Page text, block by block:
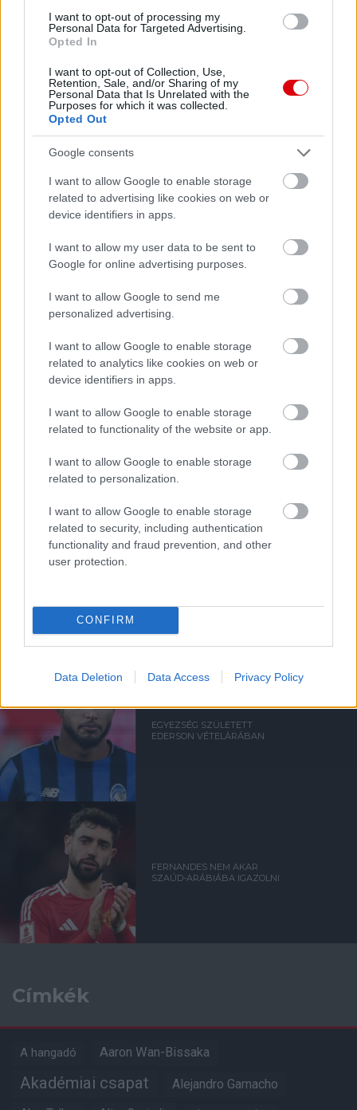
I want to opt-out of processing my
Personal Data for Targeted Advertising.
Opted In
I want to opt-out of Collection, Use,
Retention, Sale, and/or Sharing of my
Personal Data that Is Unrelated with the
Purposes for which it was collected.
Opted Out
Google consents
I want to allow Google to enable storage
related to advertising like cookies on web or
device identifiers in apps.
I want to allow my user data to be sent to
Google for online advertising purposes.
I want to allow Google to send me
personalized advertising.
I want to allow Google to enable storage
related to analytics like cookies on web or
device identifiers in apps.
I want to allow Google to enable storage
related to functionality of the website or app.
I want to allow Google to enable storage
related to personalization.
I want to allow Google to enable storage
related to security, including authentication
functionality and fraud prevention, and other
user protection.
CONFIRM
Data Deletion Data Access Privacy Policy
AC MilanvsManchester United2026-08-15 18:00
Támogatás
a ManUtdFanatics.hu működését!
Kapcsolódó hírek
PLETYKÁK, ÁTIGAZOLÁSOK
ELŐREHALADOTT
UNITED TIELEMANSRÓL
EGYEZSÉG SZÜLETETT
EDERSON VÉTELÁRÁBAN
FERNANDES NEM AKAR
SZAÚD-ARÁBIÁBA IGAZOLNI
Címkék
A hangadó Aaron Wan-Bissaka
Akadémiai csapat Alejandro Garnacho